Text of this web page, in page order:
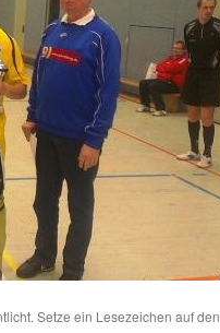
Setze ein Lesezeichen auf den